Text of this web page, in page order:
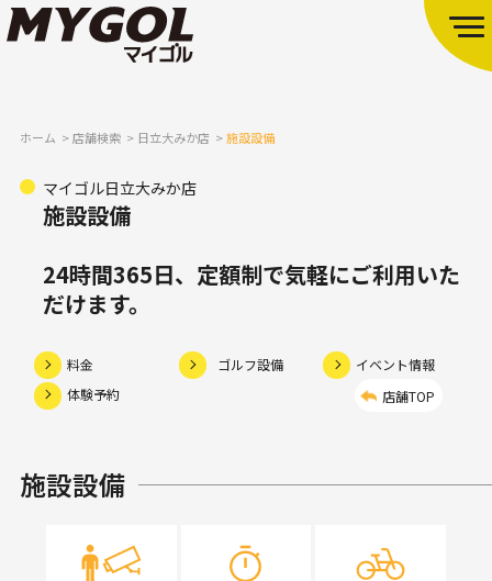
ホーム 店舗検索 日立大みか店 施設設備
マイゴル日立大みか店
施設設備
24時間365日、定額制で気軽にご利用いた
だけます。
料金 ゴルフ設備
イベント情報
体験予約
店舗TOP
施設設備